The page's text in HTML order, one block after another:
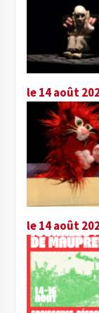
le 14 août
le 14 août